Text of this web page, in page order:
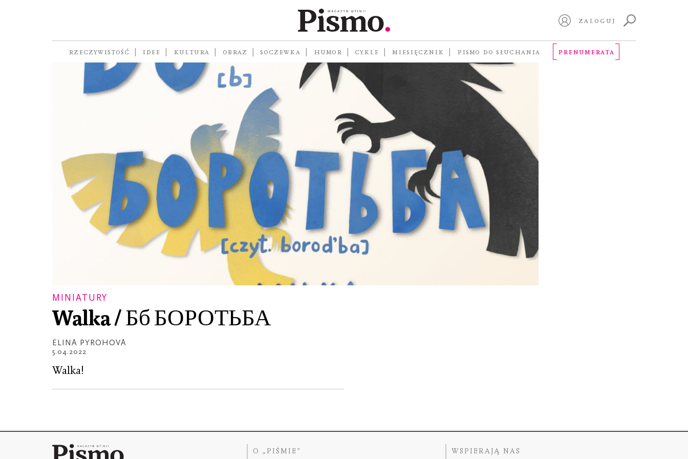
ZALOGUJ
RZECZYWISTOŚĆ IDEE KULTURA OBRAZ SOCZEWKA HUMOR CYKLE MIESIĘCZNIK PISMO DO SŁUCHANIA PRENUMERATA
MINIATURY
Walka / Бб БОРОТЬБА
ELINA PYROHOVA
5.04.2022
Walka!
O „PIŚMIE” WSPIERAJĄ NAS